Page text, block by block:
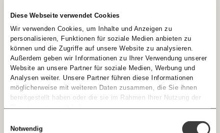
Diese Webseite verwendet Cookies
Wir verwenden Cookies, um Inhalte und Anzeigen zu
personalisieren, Funktionen für soziale Medien anbieten zu
können und die Zugriffe auf unsere Website zu analysieren.
Außerdem geben wir Informationen zu Ihrer Verwendung unserer
Website an unsere Partner für soziale Medien, Werbung und
Analysen weiter. Unsere Partner führen diese Informationen
möglicherweise mit weiteren Daten zusammen, die Sie ihnen
bereitgestellt haben oder die sie im Rahmen Ihrer Nutzung der
Dienste gesammelt haben.
Notwendig
Immer auf dem Laufenden
bleiben mit unseren gratis
E-Mail-Newslettern!
Ich werde Fördermitglied* …
E-Mail
Whatsapp
Telegram
halt niemand nachrechnet!
Vorschläge nur für
besserverdienende Männer
werden nicht helfen
Maßnahmen, die da vorgeschlagen werden,